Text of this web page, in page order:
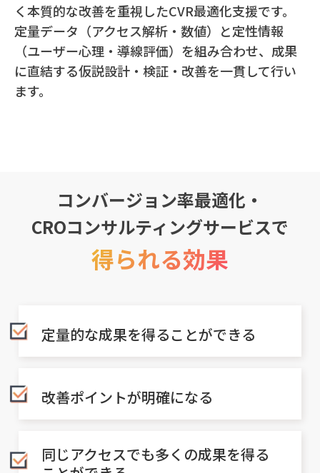
く本質的な改善を重視したCVR最適化支援です。
定量データ（アクセス解析・数値）と定性情報
（ユーザー心理・導線評価）を組み合わせ、成果
に直結する仮説設計・検証・改善を一貫して行い
ます。
コンバージョン率最適化 ・
CROコンサルティングサービスで
得られる効果
定量的な成果を得ることができる
改善ポイントが明確になる
同じアクセスでも多くの成果を得る